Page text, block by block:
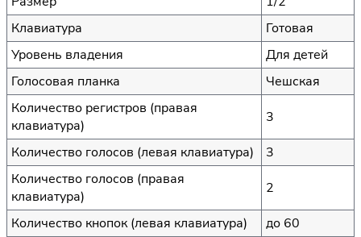
Клавиатура
Готовая
Уровень владения
Для детей
Голосовая планка
Чешская
Количество регистров (правая
клавиатура)
3
Количество голосов (левая клавиатура)
3
Количество голосов (правая
клавиатура)
2
Количество кнопок (левая клавиатура)
до 60